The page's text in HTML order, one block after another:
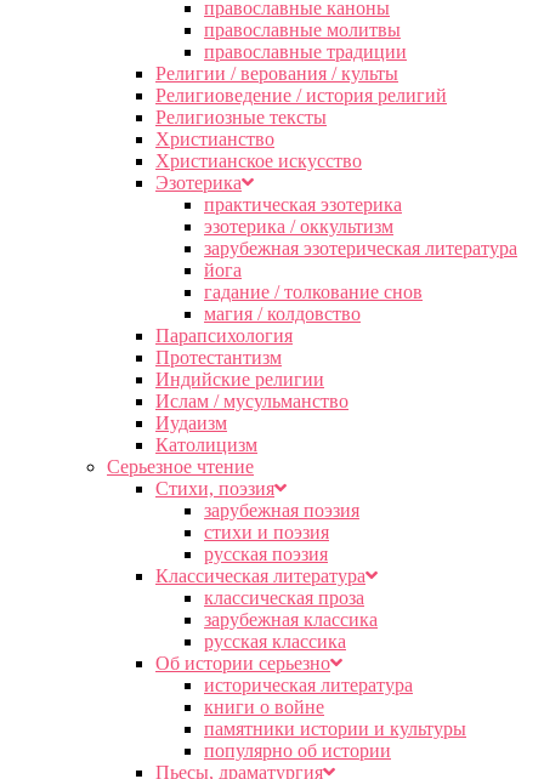
православные каноны
православные молитвы
православные традиции
Религии / верования / культы
Религиоведение / история религий
Религиозные тексты
Христианство
Христианское искусство
Эзотерика
практическая эзотерика
эзотерика / оккультизм
зарубежная эзотерическая литература
йога
гадание / толкование снов
магия / колдовство
Парапсихология
Протестантизм
Индийские религии
Ислам / мусульманство
Иудаизм
Католицизм
Серьезное чтение
Cтихи, поэзия
зарубежная поэзия
стихи и поэзия
русская поэзия
Классическая литература
классическая проза
зарубежная классика
русская классика
Об истории серьезно
историческая литература
книги о войне
памятники истории и культуры
популярно об истории
Пьесы, драматургия